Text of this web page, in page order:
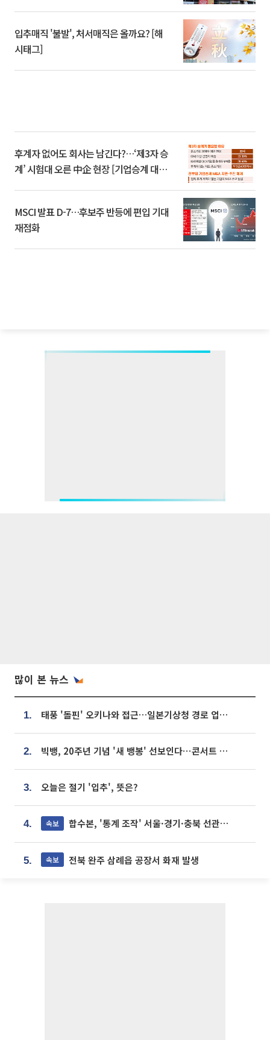
입추매직 '불발', 처서매직은 올까요? [해
시태그]
후계자 없어도 회사는 남긴다?…‘제3자 승
계’ 시험대 오른 中企 현장 [기업승계 대전
MSCI 발표 D-7…후보주 반등에 편입 기대
재점화
많이 본 뉴스
1. 태풍 '돌핀' 오키나와 접근…일본기상청 경로 업데이트
2. 빅뱅, 20주년 기념 '새 뱅봉' 선보인다⋯콘서트 앞두고 팝업 개최
3. 오늘은 절기 '입추', 뜻은?
4. 속보 합수본, '통계 조작' 서울·경기·충북 선관위 등 추가 압수수색
5. 속보 전북 완주 삼례읍 공장서 화재 발생